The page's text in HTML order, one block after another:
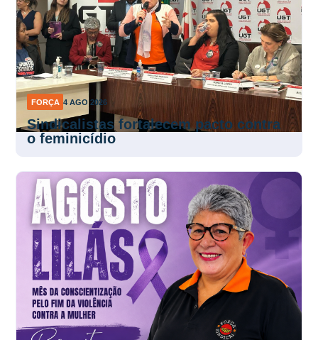
FORÇA 4 AGO 2026
Sindicalistas fortalecem pacto contra
o feminicídio